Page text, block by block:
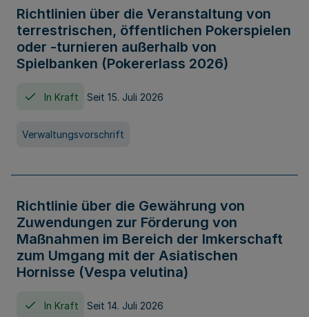
Richtlinien über die Veranstaltung von
terrestrischen, öffentlichen Pokerspielen
oder -turnieren außerhalb von
Spielbanken (Pokererlass 2026)
In Kraft Seit 15. Juli 2026
Verwaltungsvorschrift
Richtlinie über die Gewährung von
Zuwendungen zur Förderung von
Maßnahmen im Bereich der Imkerschaft
zum Umgang mit der Asiatischen
Hornisse (Vespa velutina)
In Kraft Seit 14. Juli 2026